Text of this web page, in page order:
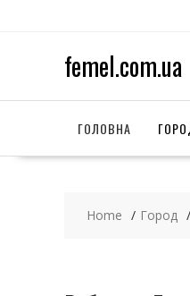
femel.com.ua
ГОЛОВНА
Home Город